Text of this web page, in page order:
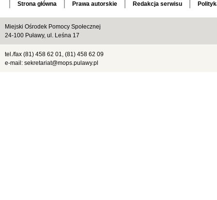
Strona główna Prawa autorskie Redakcja serwisu
Miejski Ośrodek Pomocy Społecznej
24-100 Puławy, ul. Leśna 17
tel./fax (81) 458 62 01, (81) 458 62 09
e-mail: sekretariat@mops.pulawy.pl